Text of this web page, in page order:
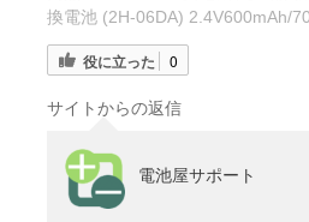
換電池 (2H-06DA) 2.4V600mAh/
役に立った 0
サイトからの返信
電池屋サポート